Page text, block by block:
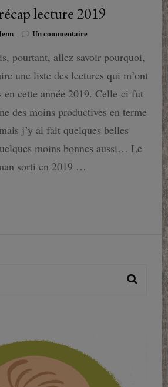
lecture 2019
Un commentairesur
récap
2019
pourtant, allez savoir pourquoi,
une liste des lectures qui m’ont
en cette année 2019. Celle-ci fut
des moins productives en terme
j’y ai fait quelques belles
moins bonnes aussi… Le
sorti en 2019 …